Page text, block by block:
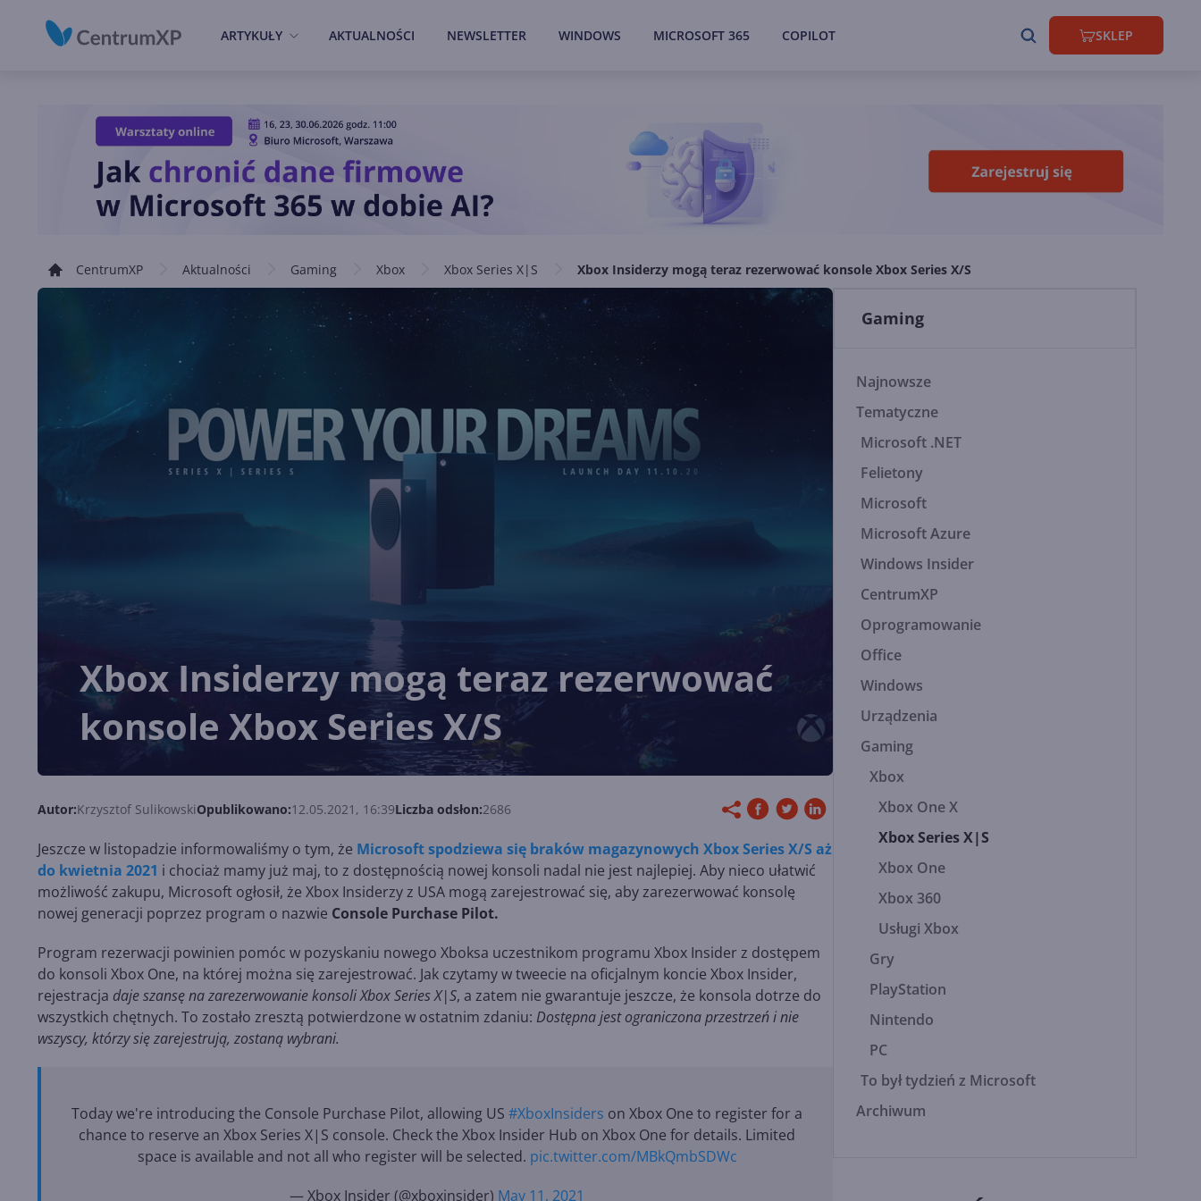
ARTYKUŁY AKTUALNOŚCI NEWSLETTER WINDOWS MICROSOFT 365 COPILOT SKLEP
CentrumXP Aktualności Gaming Xbox Xbox Series X|S Xbox Insiderzy mogą teraz rezerwować konsole Xbox Series X/S
Xbox Insiderzy mogą teraz rezerwować
konsole Xbox Series X/S
Autor:Krzysztof SulikowskiOpublikowano:12.05.2021, 16:39Liczba odsłon:2686
Jeszcze w listopadzie informowaliśmy o tym, że Microsoft spodziewa się braków magazynowych Xbox Series X/S aż
do kwietnia 2021 i chociaż mamy już maj, to z dostępnością nowej konsoli nadal nie jest najlepiej. Aby nieco ułatwić
możliwość zakupu, Microsoft ogłosił, że Xbox Insiderzy z USA mogą zarejestrować się, aby zarezerwować konsolę
nowej generacji poprzez program o nazwie Console Purchase Pilot.
Program rezerwacji powinien pomóc w pozyskaniu nowego Xboksa uczestnikom programu Xbox Insider z dostępem
do konsoli Xbox One, na której można się zarejestrować. Jak czytamy w tweecie na oficjalnym koncie Xbox Insider,
rejestracja daje szansę na zarezerwowanie konsoli Xbox Series X|S, a zatem nie gwarantuje jeszcze, że konsola dotrze do
wszystkich chętnych. To zostało zresztą potwierdzone w ostatnim zdaniu: Dostępna jest ograniczona przestrzeń i nie
wszyscy, którzy się zarejestrują, zostaną wybrani.
Today we're introducing the Console Purchase Pilot, allowing US#XboxInsiders on Xbox One to register for a
chance to reserve an Xbox Series X|S console. Check the Xbox Insider Hub on Xbox One for details. Limited
space is available and not all who register will be selected. pic.twitter.com/MBkQmbSDWc
— Xbox Insider (@xboxinsider) May 11, 2021
Gaming
Najnowsze
Tematyczne
Microsoft .NET
Felietony
Microsoft
Microsoft Azure
Windows Insider
CentrumXP
Oprogramowanie
Office
Windows
Urządzenia
Gaming
Xbox
Xbox One X
Xbox Series X|S
Xbox One
Xbox 360
Usługi Xbox
Gry
PlayStation
Nintendo
PC
To był tydzień z Microsoft
Archiwum